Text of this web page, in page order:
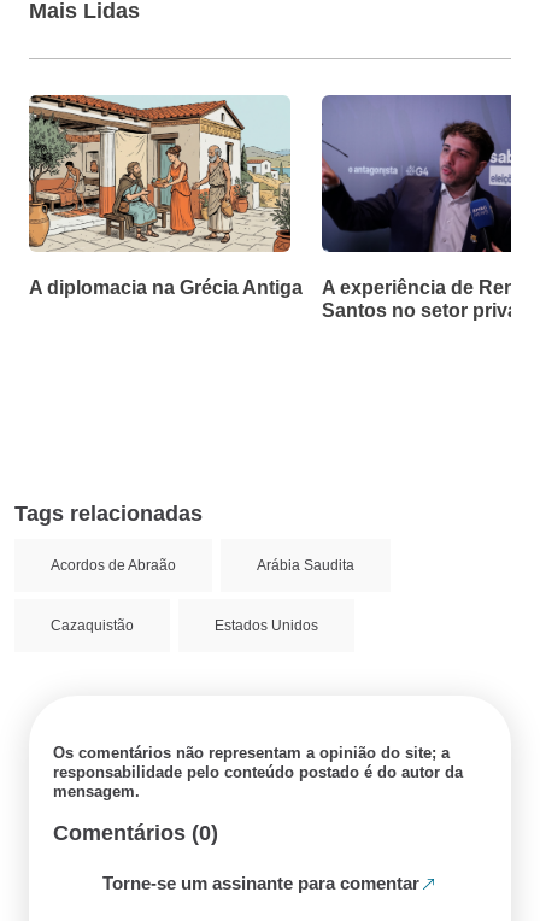
Mais Lidas
A diplomacia na Grécia Antiga
A experiência de Renan
Santos no setor
Tags relacionadas
Acordos de Abraão Arábia Saudita
Cazaquistão Estados Unidos
Os comentários não representam a opinião do site; a
responsabilidade pelo conteúdo postado é do autor da
mensagem.
Comentários (0)
Torne-se um assinante para comentar